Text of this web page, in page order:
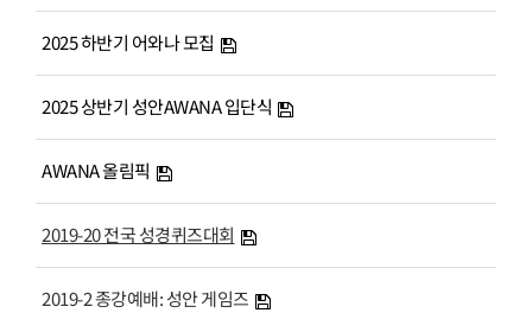
# 첨부 28.g_70gUd018svc1bbpsezcoum8j_e4wuv5.jpg
# 첨부 31.g_c0gUd018svcz5q5n6735x71_e4wuv5.jpg
2025 하반기 어와나 모집
2025 상반기 성안AWANA 입단식
AWANA 올림픽
2019-20 전국 성경퀴즈대회
2019-2 종강예배: 성안 게임즈